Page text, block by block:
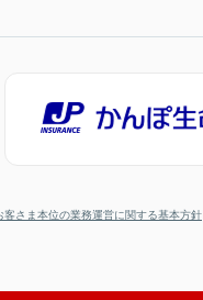
客さま本位の業務運営に関する基本方針